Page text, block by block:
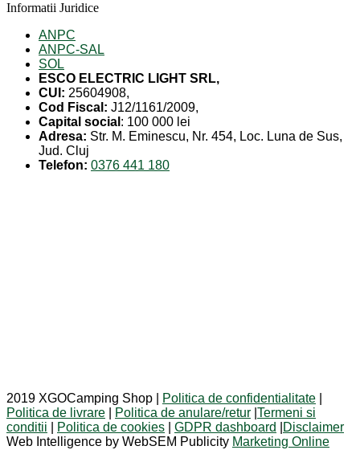
Informatii Juridice
ANPC
ANPC-SAL
SOL
ESCO ELECTRIC LIGHT SRL,
CUI: 25604908,
Cod Fiscal: J12/1161/2009,
Capital social : 100 000 lei
Adresa: Str. M. Eminescu, Nr. 454, Loc. Luna de Sus,
Jud. Cluj
Telefon: 0376 441 180
2019 XGOCamping Shop | Politica de confidentialitate
Politica de livrare
Politica de anulare/retur Termeni si
conditii
Politica de cookies GDPR dashboard
Disclaimer
Web Intelligence by WebSEM Publicity Marketing Online